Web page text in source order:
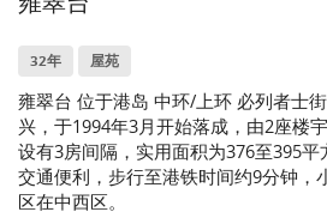
32年 屋苑
雍翠台 位于港岛 中环/上环 必列者士
兴，于1994年3月开始落成，由2座楼
设有3房间隔，实用面积为376至395平
交通便利，步行至港铁时间约9分钟，
区在中西区。